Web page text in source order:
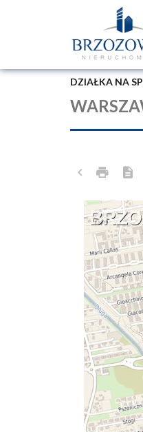
DZIAŁKA NA